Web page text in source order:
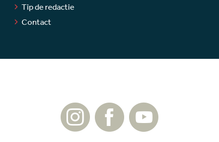
Tip de redactie
Contact